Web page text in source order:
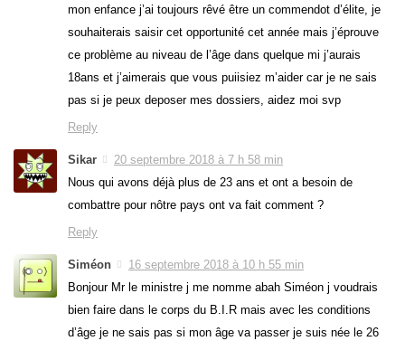
mon enfance j’ai toujours rêvé être un commendot d’élite, je
souhaiterais saisir cet opportunité cet année mais j’éprouve
ce problème au niveau de l’âge dans quelque mi j’aurais
18ans et j’aimerais que vous puiisiez m’aider car je ne sais
pas si je peux deposer mes dossiers, aidez moi svp
Reply
Sikar
20 septembre 2018 à 7 h 58 min
Nous qui avons déjà plus de 23 ans et ont a besoin de
combattre pour nôtre pays ont va fait comment ?
Reply
Siméon
16 septembre 2018 à 10 h 55 min
Bonjour Mr le ministre j me nomme abah Siméon j voudrais
bien faire dans le corps du B.I.R mais avec les conditions
d’âge je ne sais pas si mon âge va passer je suis née le 26